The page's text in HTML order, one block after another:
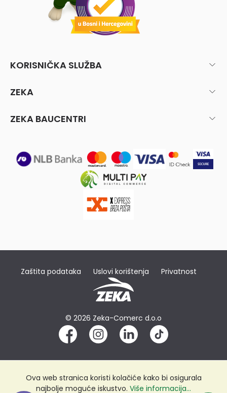
KORISNIČKA SLUŽBA
ZEKA
ZEKA BAUCENTRI
Zaštita podataka Uslovi korištenja Privatnost
© 2026 Zeka-Comerc d.o.o
Ova web stranica koristi kolačiće kako bi osigurala
najbolje moguće iskustvo. Više informacija...